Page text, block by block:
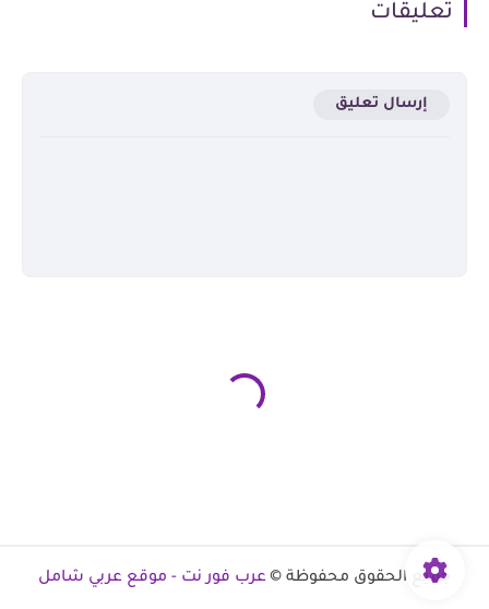
تعليقات
إرسال تعليق
جميع الحقوق محفوظة ©عرب فور نت - موقع عربي شامل